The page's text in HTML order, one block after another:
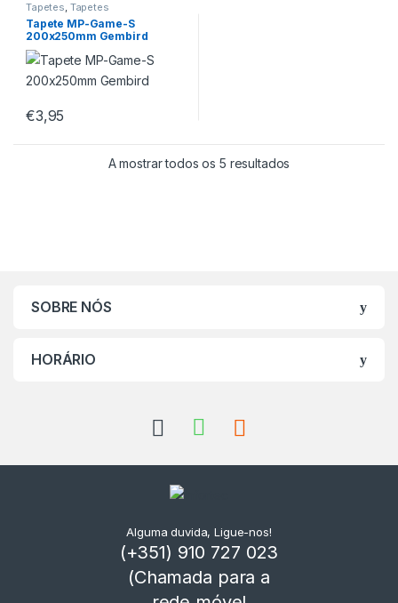
Tapetes, Tapetes
Tapete MP-Game-S
200x250mm Gembird
€3,95
A mostrar todos os 5 resultados
SOBRE NÓS
HORÁRIO
Alguma duvida, Ligue-nos!
(+351) 910 727 023
(Chamada para a